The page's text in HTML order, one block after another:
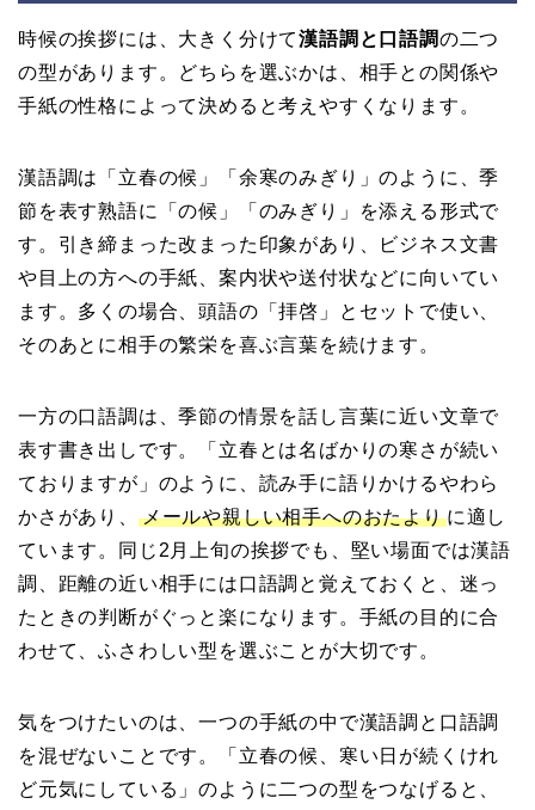
時候の挨拶には、大きく分けて漢語調と口語調の二つ
の型があります。どちらを選ぶかは、相手との関係や
手紙の性格によって決めると考えやすくなります。
漢語調は「立春の候」「余寒のみぎり」のように、季
節を表す熟語に「の候」「のみぎり」を添える形式で
す。引き締まった改まった印象があり、ビジネス文書
や目上の方への手紙、案内状や送付状などに向いてい
ます。多くの場合、頭語の「拝啓」とセットで使い、
そのあとに相手の繁栄を喜ぶ言葉を続けます。
一方の口語調は、季節の情景を話し言葉に近い文章で
表す書き出しです。「立春とは名ばかりの寒さが続い
ておりますが」のように、読み手に語りかけるやわら
かさがあり、
メールや親しい相手へのおたよりに適し
ています。同じ2月上旬の挨拶でも、堅い場面では漢語
調、距離の近い相手には口語調と覚えておくと、迷っ
たときの判断がぐっと楽になります。手紙の目的に合
わせて、ふさわしい型を選ぶことが大切です。
気をつけたいのは、一つの手紙の中で漢語調と口語調
を混ぜないことです。「立春の候、寒い日が続くけれ
ど元気にしている」のように二つの型をつなげると、